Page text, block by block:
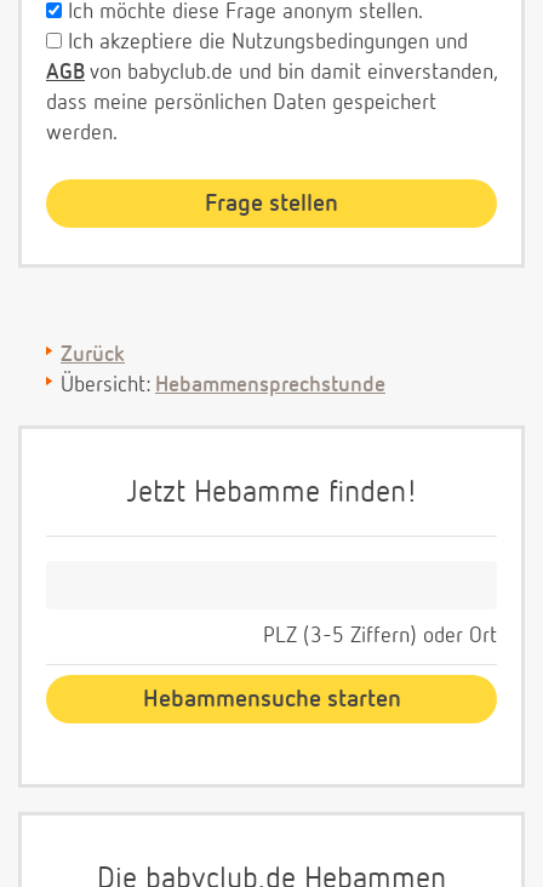
Ich möchte diese Frage anonym stellen.
Ich akzeptiere die Nutzungsbedingungen und
AGB von babyclub.de und bin damit einverstanden,
dass meine persönlichen Daten gespeichert
werden.
Zurück
Übersicht: Hebammensprechstunde
Jetzt Hebamme finden!
PLZ (3-5 Ziffern) oder Ort
Die babyclub.de Hebammen